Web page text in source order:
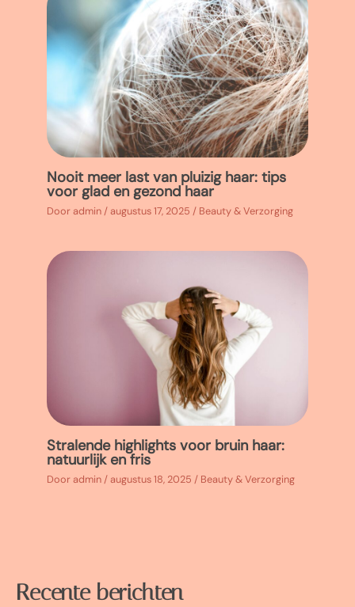
Nooit meer last van pluizig haar: tips
voor glad en gezond haar
Dooradmin /augustus 17, 2025 / Beauty & Verzorging
Stralende highlights voor bruin haar:
natuurlijk en fris
Dooradmin /augustus 18, 2025 / Beauty & Verzorging
Recente berichten